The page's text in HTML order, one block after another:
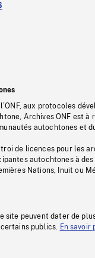
aux protocoles
Archives ONF est
autochtones et
de licences pour les
autochtones à
Nations, Inuit ou
site peuvent dater de
publics.
En savoir